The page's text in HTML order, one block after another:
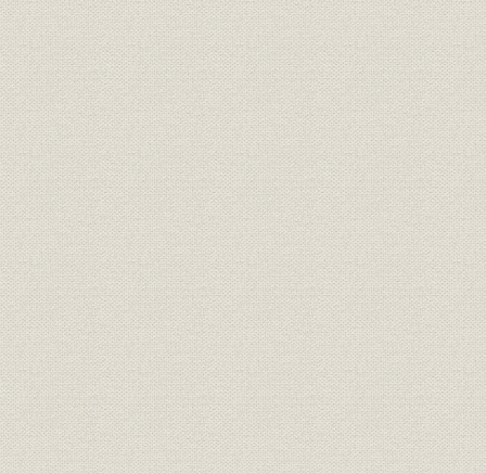
同[大正]十一年度設置の委員会
同[大正]十二年度設置の委員会
同[大正]十三年度設置の委員会
同[大正]十四年度設置の委員会
昭和元年度設置の委員会
同[昭和]二年度設置の委員会
同[昭和]三年度設置の委員会
同[昭和]四年度設置の委員会
同[昭和]五年度設置の委員会
同[昭和]六年度設置の委員会
電気学会と共同設置の委員会